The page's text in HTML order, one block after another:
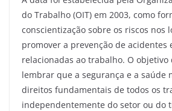
do Trabalho (OIT) em 2003, como
conscientização sobre os riscos nos
promover a prevenção de acidentes
relacionadas ao trabalho. O objetivo
lembrar que a segurança e a saúde
direitos fundamentais de todos os
independentemente do setor ou do